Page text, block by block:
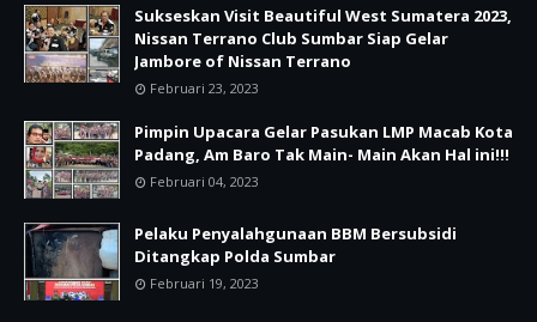
Sukseskan Visit Beautiful West Sumatera 2023,
Nissan Terrano Club Sumbar Siap Gelar
Jambore of Nissan Terrano
Februari 23, 2023
Pimpin Upacara Gelar Pasukan LMP Macab Kota
Padang, Am Baro Tak Main- Main Akan Hal ini!!!
Februari 04, 2023
Pelaku Penyalahgunaan BBM Bersubsidi
Ditangkap Polda Sumbar
Februari 19, 2023